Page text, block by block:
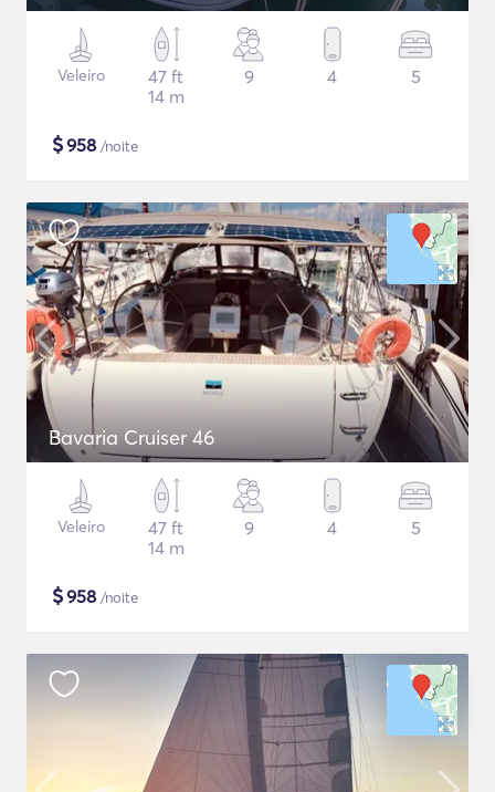
Veleiro
47 ft
14 m
9 4 5
$958 /noite
Bavaria Cruiser 46
Veleiro
47 ft
14 m
9 4 5
$958 /noite